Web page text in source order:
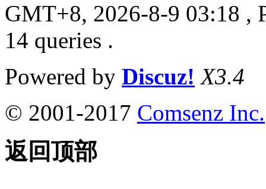
GMT+8, 2026-8-9 03:18 ,
14 queries .
Powered by Discuz! X3.4
© 2001-2017 Comsenz Inc.
返回顶部